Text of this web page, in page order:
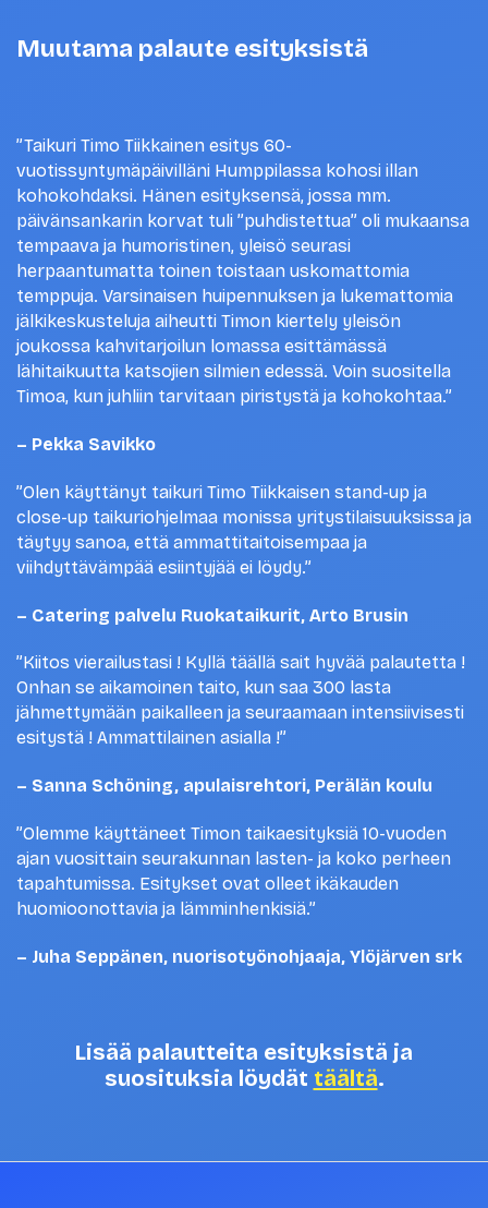
Muutama palaute esityksistä
”Taikuri Timo Tiikkainen esitys 60-
vuotissyntymäpäivilläni Humppilassa kohosi illan
kohokohdaksi. Hänen esityksensä, jossa mm.
päivänsankarin korvat tuli ”puhdistettua” oli mukaansa
tempaava ja humoristinen, yleisö seurasi
herpaantumatta toinen toistaan uskomattomia
temppuja. Varsinaisen huipennuksen ja lukemattomia
jälkikeskusteluja aiheutti Timon kiertely yleisön
joukossa kahvitarjoilun lomassa esittämässä
lähitaikuutta katsojien silmien edessä. Voin suositella
Timoa, kun juhliin tarvitaan piristystä ja kohokohtaa.”
– Pekka Savikko
”Olen käyttänyt taikuri Timo Tiikkaisen stand-up ja
close-up taikuriohjelmaa monissa yritystilaisuuksissa ja
täytyy sanoa, että ammattitaitoisempaa ja
viihdyttävämpää esiintyjää ei löydy.”
– Catering palvelu Ruokataikurit, Arto Brusin
”Kiitos vierailustasi ! Kyllä täällä sait hyvää palautetta !
Onhan se aikamoinen taito, kun saa 300 lasta
jähmettymään paikalleen ja seuraamaan intensiivisesti
esitystä ! Ammattilainen asialla !”
– Sanna Schöning, apulaisrehtori, Perälän koulu
”Olemme käyttäneet Timon taikaesityksiä 10-vuoden
ajan vuosittain seurakunnan lasten- ja koko perheen
tapahtumissa. Esitykset ovat olleet ikäkauden
huomioonottavia ja lämminhenkisiä.”
– Juha Seppänen, nuorisotyönohjaaja, Ylöjärven srk
Lisää palautteita esityksistä ja
suosituksia löydät täältä.